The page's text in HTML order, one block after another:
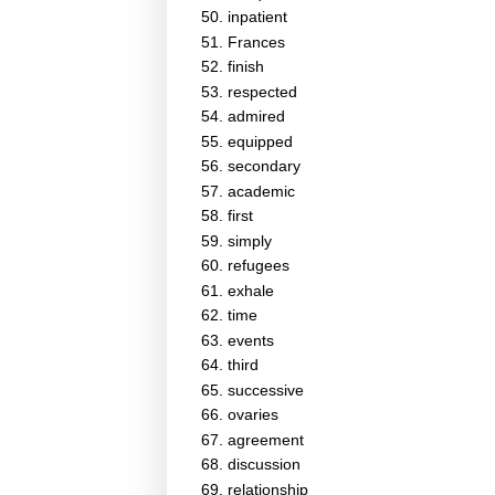
inpatient
Frances
finish
respected
admired
equipped
secondary
academic
first
simply
refugees
exhale
time
events
third
successive
ovaries
agreement
discussion
relationship